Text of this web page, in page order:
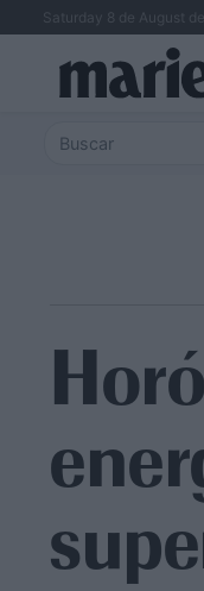
Saturday 8 de August